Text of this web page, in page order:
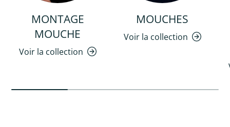
MONTAGE
MOUCHE
Voir la collection
MOUCHES
Voir la collection